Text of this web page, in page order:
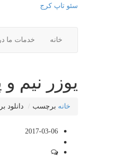
سئو تاپ کرج
خانه خدمات ما
یوزر نیم
خانه برچسب دانلود
2017-03-06